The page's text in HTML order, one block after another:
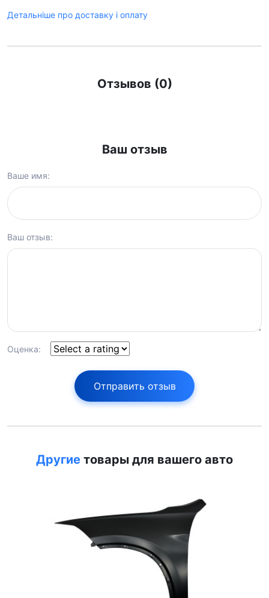
Детальніше про доставку і оплату
Отзывов (0)
Ваш отзыв
Ваше имя:
Ваш отзыв:
Оценка:
Отправить отзыв
Другие товары для вашего авто